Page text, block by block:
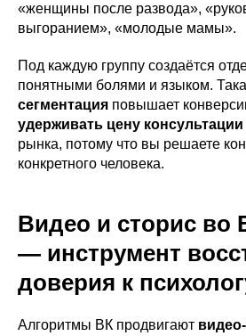
«женщины после развода»,
выгоранием», «молодые мамы».
Под каждую группу создаётся
понятными болями и языком.
сегментация повышает
удерживать цену
рынка, потому что вы решаете
конкретного человека.
Видео и сторис во
— инструмент
доверия к
Алгоритмы ВК продвигают